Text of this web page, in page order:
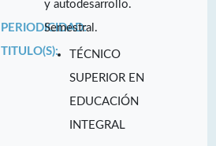
y autodesarrollo.
PERIODICIDAD:
Semestral.
TITULO(S):
TÉCNICO
SUPERIOR EN
EDUCACIÓN
INTEGRAL